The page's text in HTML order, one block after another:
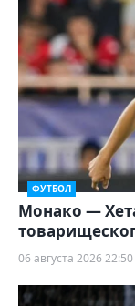
ФУТБОЛ
Монако —
06 августа 2026 22:50